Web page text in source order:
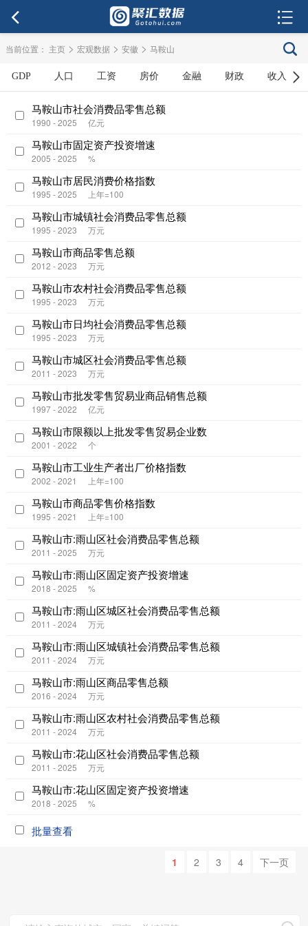
当前位置： 主页 > 宏观数据 > 安徽 > 马鞍山
GDP 人口 工资 房价 金融 财政 收入
马鞍山市社会消费品零售总额
1990 - 2025 亿元
马鞍山市固定资产投资增速
2005 - 2025 %
马鞍山市居民消费价格指数
1995 - 2025 上年=100
马鞍山市城镇社会消费品零售总额
1995 - 2023 万元
马鞍山市商品零售总额
2012 - 2023 万元
马鞍山市农村社会消费品零售总额
1995 - 2023 万元
马鞍山市日均社会消费品零售总额
1995 - 2023 万元
马鞍山市城区社会消费品零售总额
2011 - 2023 万元
马鞍山市批发零售贸易业商品销售总额
1997 - 2022 亿元
马鞍山市限额以上批发零售贸易企业数
2001 - 2022 个
马鞍山市工业生产者出厂价格指数
2002 - 2021 上年=100
马鞍山市商品零售价格指数
1995 - 2021 上年=100
马鞍山市:雨山区社会消费品零售总额
2011 - 2025 万元
马鞍山市:雨山区固定资产投资增速
2018 - 2025 %
马鞍山市:雨山区城区社会消费品零售总额
2011 - 2024 万元
马鞍山市:雨山区城镇社会消费品零售总额
2011 - 2024 万元
马鞍山市:雨山区商品零售总额
2016 - 2024 万元
马鞍山市:雨山区农村社会消费品零售总额
2011 - 2024 万元
马鞍山市:花山区社会消费品零售总额
2011 - 2025 万元
马鞍山市:花山区固定资产投资增速
2018 - 2025 %
批量查看
1 2 3 4 下一页